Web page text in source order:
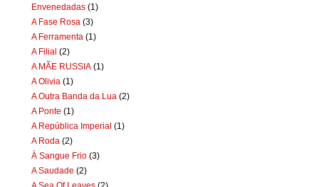
Envenedadas (1)
A Fase Rosa (3)
A Ferramenta (1)
A Filial (2)
A MÃE RUSSIA (1)
A Olivia (1)
A Outra Banda da Lua (2)
A Ponte (1)
A República Imperial (1)
A Roda (2)
À Sangue Frio (3)
A Saudade (2)